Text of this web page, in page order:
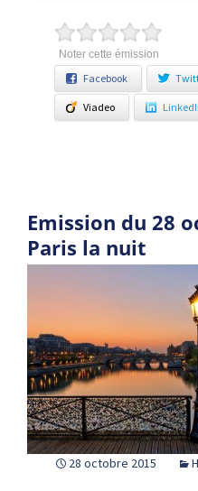
Noter cette émission
Facebook
Viadeo
Emission du 28
Paris la nuit
28 octobre 2015